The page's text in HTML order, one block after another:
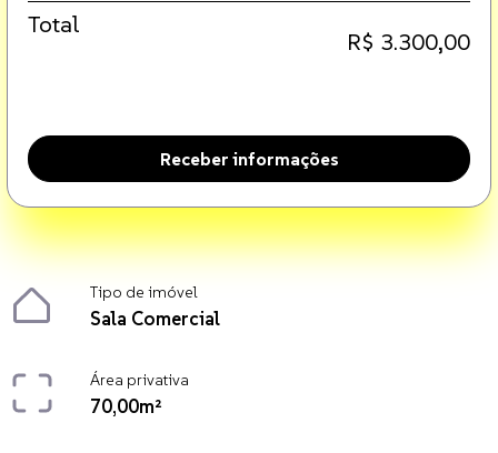
Total
R$ 3.300,00
Receber informações
Tipo de imóvel
Sala Comercial
Área privativa
70,00m²